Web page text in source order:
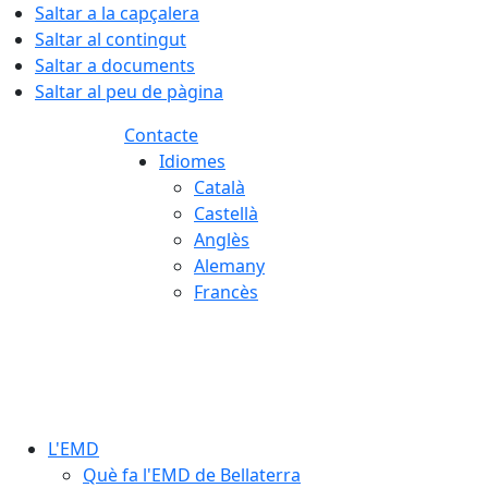
Saltar a la capçalera
Saltar al contingut
Saltar a documents
Saltar al peu de pàgina
Contacte
Idiomes
Català
Castellà
Anglès
Alemany
Francès
L'EMD
Què fa l'EMD de Bellaterra